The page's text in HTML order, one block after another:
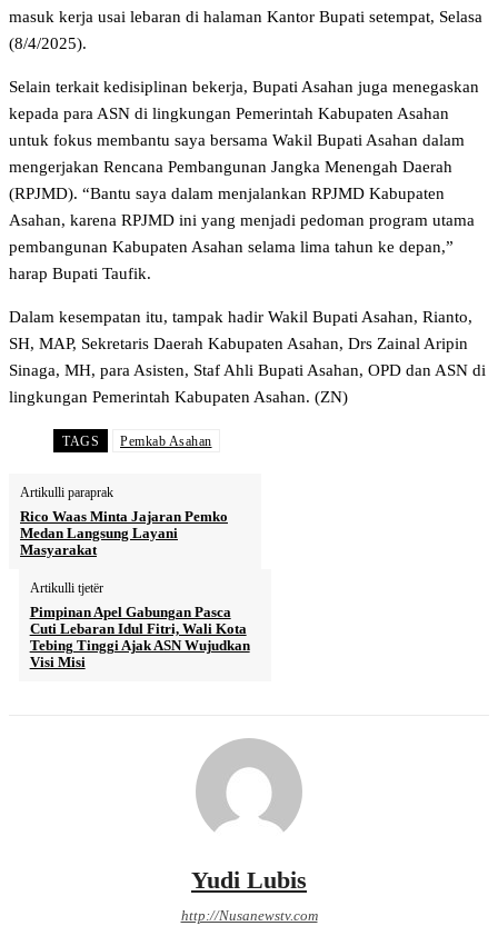
masuk kerja usai lebaran di halaman Kantor Bupati setempat, Selasa
(8/4/2025).
Selain terkait kedisiplinan bekerja, Bupati Asahan juga menegaskan
kepada para ASN di lingkungan Pemerintah Kabupaten Asahan
untuk fokus membantu saya bersama Wakil Bupati Asahan dalam
mengerjakan Rencana Pembangunan Jangka Menengah Daerah
(RPJMD). “Bantu saya dalam menjalankan RPJMD Kabupaten
Asahan, karena RPJMD ini yang menjadi pedoman program utama
pembangunan Kabupaten Asahan selama lima tahun ke depan,”
harap Bupati Taufik.
Dalam kesempatan itu, tampak hadir Wakil Bupati Asahan, Rianto,
SH, MAP, Sekretaris Daerah Kabupaten Asahan, Drs Zainal Aripin
Sinaga, MH, para Asisten, Staf Ahli Bupati Asahan, OPD dan ASN di
lingkungan Pemerintah Kabupaten Asahan. (ZN)
TAGS Pemkab Asahan
Artikulli paraprak
Rico Waas Minta Jajaran Pemko
Medan Langsung Layani
Masyarakat
Artikulli tjetër
Pimpinan Apel Gabungan Pasca
Cuti Lebaran Idul Fitri, Wali Kota
Tebing Tinggi Ajak ASN Wujudkan
Visi Misi
Yudi Lubis
http://Nusanewstv.com